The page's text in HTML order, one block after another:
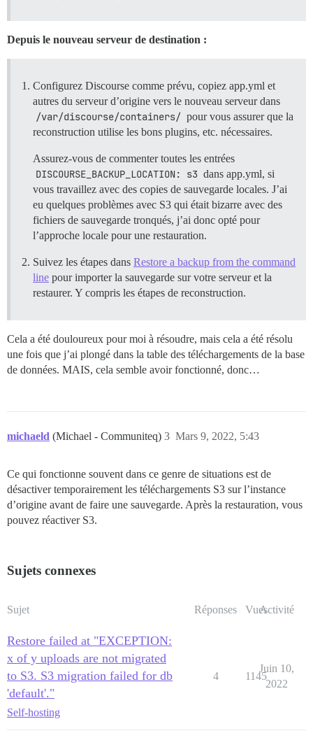
Depuis le nouveau serveur de destination :
Configurez Discourse comme prévu, copiez app.yml et
autres du serveur d’origine vers le nouveau serveur dans
/var/discourse/containers/ pour vous assurer que la
reconstruction utilise les bons plugins, etc. nécessaires.
Assurez-vous de commenter toutes les entrées
DISCOURSE_BACKUP_LOCATION: s3 dans app.yml, si
vous travaillez avec des copies de sauvegarde locales. J’ai
eu quelques problèmes avec S3 qui était bizarre avec des
fichiers de sauvegarde tronqués, j’ai donc opté pour
l’approche locale pour une restauration.
Suivez les étapes dans Restore a backup from the command
line pour importer la sauvegarde sur votre serveur et la
restaurer. Y compris les étapes de reconstruction.
Cela a été douloureux pour moi à résoudre, mais cela a été résolu
une fois que j’ai plongé dans la table des téléchargements de la base
de données. MAIS, cela semble avoir fonctionné, donc…
michaeld (Michael - Communiteq) Mars 9, 2022, 5:43
3
Ce qui fonctionne souvent dans ce genre de situations est de
désactiver temporairement les téléchargements S3 sur l’instance
d’origine avant de faire une sauvegarde. Après la restauration, vous
pouvez réactiver S3.
Sujets connexes
Sujet Réponses VuesActivité
Restore failed at "EXCEPTION:
x of y uploads are not migrated
to S3. S3 migration failed for db
'default'."
Self-hosting
4 1145
Juin 10,
2022